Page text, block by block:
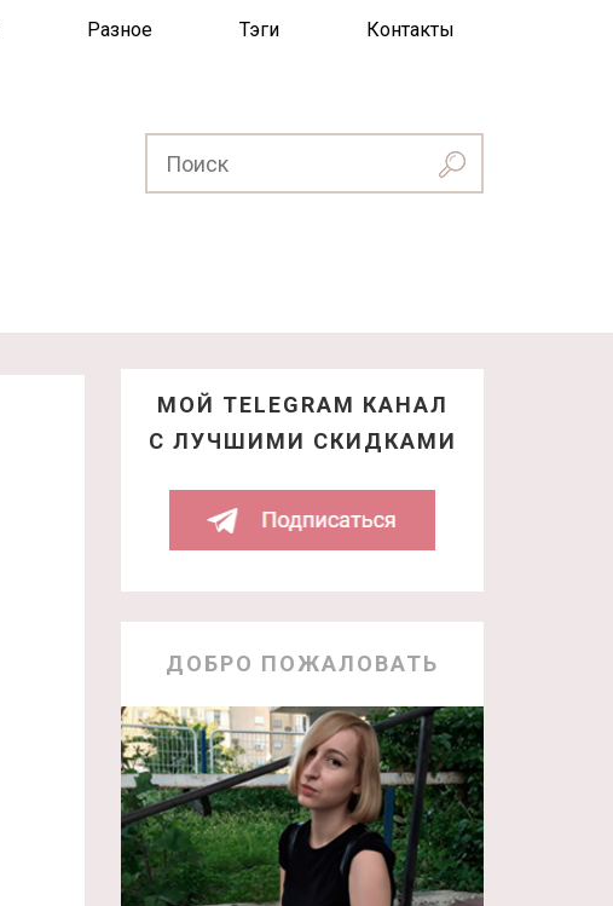
Разное Тэги Контакты
МОЙ TELEGRAM КАНАЛ
С ЛУЧШИМИ СКИДКАМИ
ДОБРО ПОЖАЛОВАТЬ